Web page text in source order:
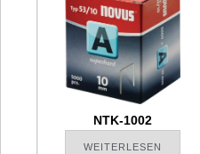
NTK-1002
WEITERLESEN